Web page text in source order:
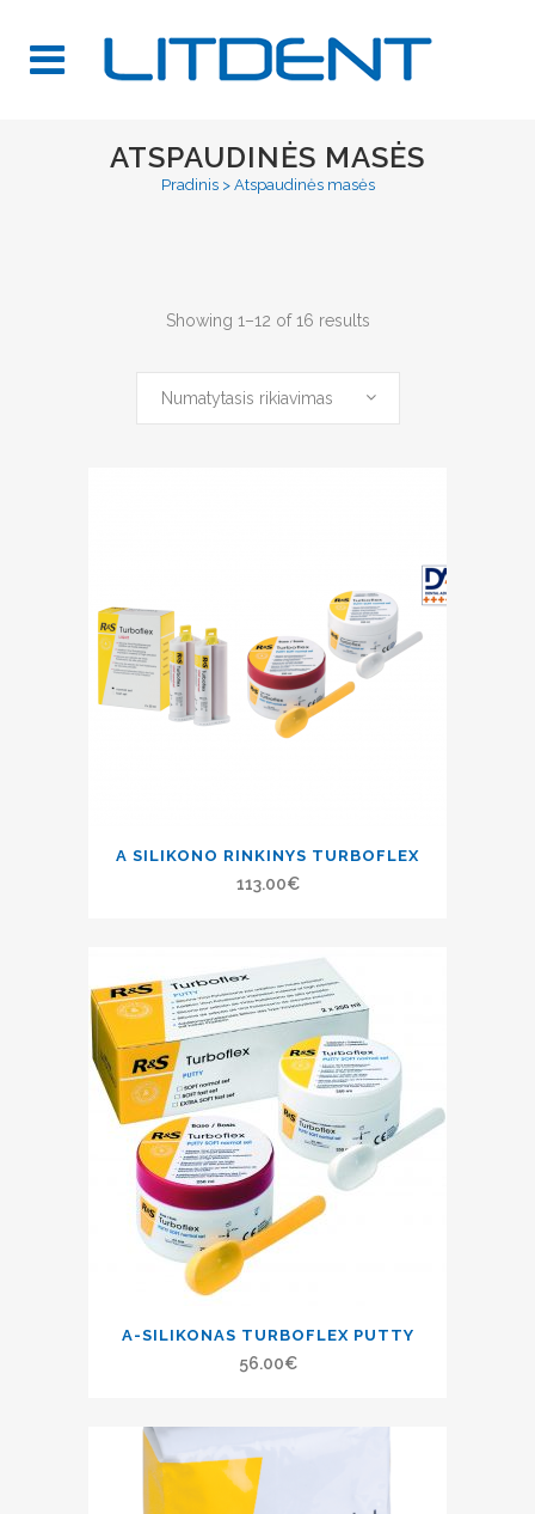
ATSPAUDINĖS MASĖS
Pradinis> Atspaudinės masės
Showing 1–12 of 16 results
Numatytasis rikiavimas
A SILIKONO RINKINYS TURBOFLEX
113.00€
A-SILIKONAS TURBOFLEX PUTTY
56.00€